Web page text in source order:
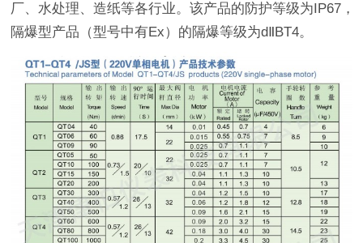
厂、水处理、造纸等各行业。该产品的防护等级为IP67，
隔爆型产品（型号中有Ex）的隔爆等级为dⅡBT4。